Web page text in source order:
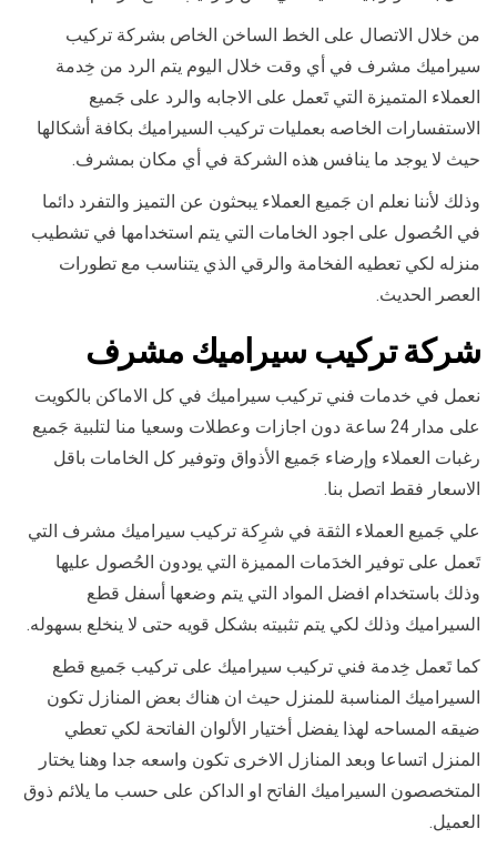
من خلال الاتصال على الخط الساخن الخاص بشركة تركيب
سيراميك مشرف في أي وقت خلال اليوم يتم الرد من خِدمة
العملاء المتميزة التي تَعمل على الاجابه والرد على جَميع
الاستفسارات الخاصه بعمليات تركيب السيراميك بكافة أشكالها
حيث لا يوجد ما ينافس هذه الشركة في أي مكان بمشرف.
وذلك لأننا نعلم ان جَميع العملاء يبحثون عن التميز والتفرد دائما
في الحُصول على اجود الخامات التي يتم استخدامها في تشطيب
منزله لكي تعطيه الفخامة والرقي الذي يتناسب مع تطورات
العصر الحديث.
شركة تركيب سيراميك مشرف
نعمل في خدمات فني تركيب سيراميك في كل الاماكن بالكويت
على مدار 24 ساعة دون اجازات وعطلات وسعيا منا لتلبية جَميع
رغبات العملاء وإرضاء جَميع الأذواق وتوفير كل الخامات باقل
الاسعار فقط اتصل بنا.
علي جَميع العملاء الثقة في شرِكة تركيب سيراميك مشرف التي
تَعمل على توفير الخدَمات المميزة التي يودون الحُصول عليها
وذلك باستخدام افضل المواد التي يتم وضعها أسفل قطع
السيراميك وذلك لكي يتم تثبيته بشكل قويه حتى لا ينخلع بسهوله.
كما تَعمل خِدمة فني تركيب سيراميك على تركيب جَميع قطع
السيراميك المناسبة للمنزل حيث ان هناك بعض المنازل تكون
ضيقه المساحه لهذا يفضل أختيار الألوان الفاتحة لكي تعطي
المنزل اتساعا وبعد المنازل الاخرى تكون واسعه جدا وهنا يختار
المتخصصون السيراميك الفاتح او الداكن على حسب ما يلائم ذوق
العميل.